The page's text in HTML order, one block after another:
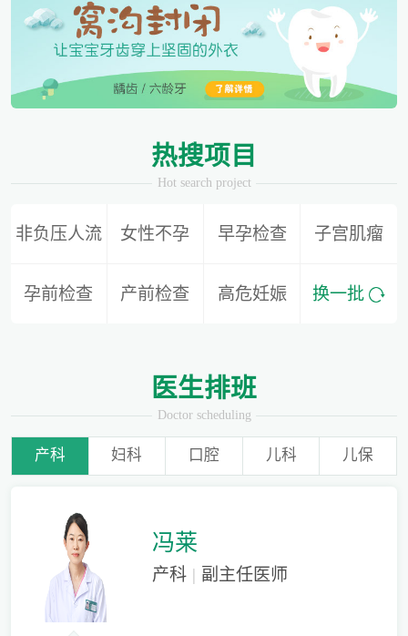
热搜项目
Hot search project
非负压人流 女性不孕 早孕检查 子宫肌瘤
孕前检查 产前检查 高危妊娠 换一批
医生排班
Doctor scheduling
产科 妇科 口腔 儿科 儿保
冯莱
产科 | 副主任医师